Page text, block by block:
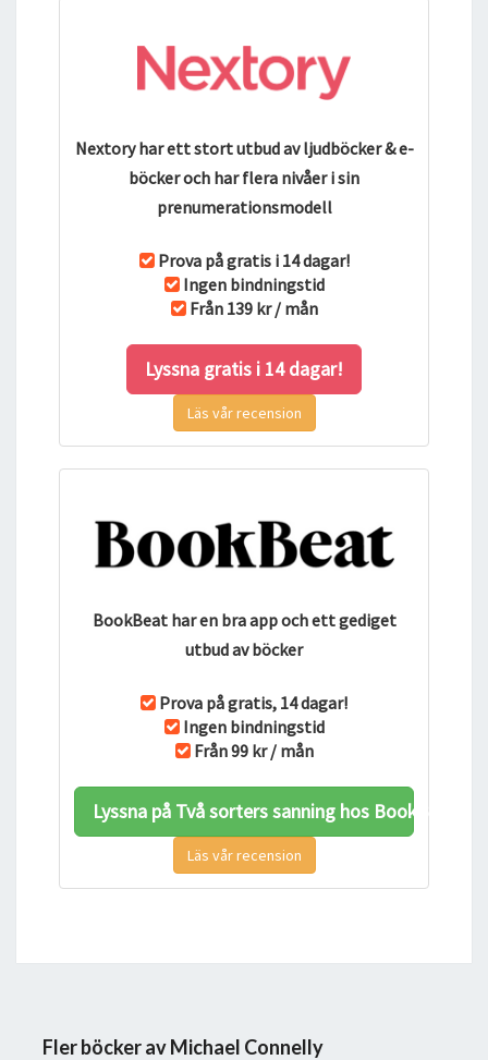
Nextory har ett stort utbud av ljudböcker & e-
böcker och har flera nivåer i sin
prenumerationsmodell
Prova på gratis i 14 dagar!
Ingen bindningstid
Från 139 kr / mån
Lyssna gratis i 14 dagar!
Läs vår recension
BookBeat har en bra app och ett gediget
utbud av böcker
Prova på gratis, 14 dagar!
Ingen bindningstid
Från 99 kr / mån
Lyssna på Två sorters sanning hos BookBeat
Läs vår recension
Fler böcker av Michael Connelly